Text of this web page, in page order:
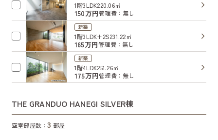
1階3LDK220.06㎡
150万円管理費：無し
新築
1階3LDK+2S231.22㎡
165万円管理費：無し
新築
1階4LDK251.26㎡
175万円管理費：無し
THE GRANDUO HANEGI SILVER棟
空室部屋数：3 部屋